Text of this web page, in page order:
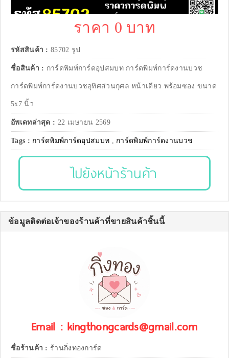
ราคา 0 บาท
รหัสสินค้า : 85702 รูป
ชื่อสินค้า : การ์ดพิมพ์การ์ดอุปสมบท การ์ดพิมพ์การ์ดงานบวช
การ์ดพิมพ์การ์ดงานบวชอุทิศส่วนกุศล หน้าเดียว พร้อมซอง ขนาด
5x7 นิ้ว
อัพเดทล่าสุด : 22 เมษายน 2569
Tags : การ์ดพิมพ์การ์ดอุปสมบท , การ์ดพิมพ์การ์ดงานบวช
ไปยังหน้าร้านค้า
ข้อมูลติดต่อเจ้าของร้านค้าที่ขายสินค้าชิ้นนี้
Email : kingthongcards@gmail.com
ชื่อร้านค้า : ร้านกิ่งทองการ์ด